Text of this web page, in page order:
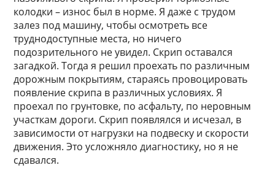
колодки – износ был в норме. Я даже с трудом
залез под машину, чтобы осмотреть все
труднодоступные места, но ничего
подозрительного не увидел. Скрип оставался
загадкой. Тогда я решил проехать по различным
дорожным покрытиям, стараясь провоцировать
появление скрипа в различных условиях. Я
проехал по грунтовке, по асфальту, по неровным
участкам дороги. Скрип появлялся и исчезал, в
зависимости от нагрузки на подвеску и скорости
движения. Это усложняло диагностику, но я не
сдавался.